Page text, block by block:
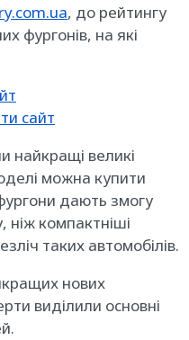
, до рейтингу
фургонів, на які
сайт
найкращі великі
можна купити
дають змогу
ніж компактніші
таких автомобілів.
нових
виділили основні